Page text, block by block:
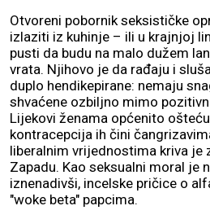
Otvoreni pobornik seksističke
izlaziti iz kuhinje – ili u krajnjoj
pusti da budu na malo dužem
vrata. Njihovo je da rađaju i
duplo hendikepirane: nemaju
shvaćene ozbiljno mimo
Lijekovi ženama općenito
kontracepcija ih čini
liberalnim vrijednostima kriva je
Zapadu. Kao seksualni moral je
iznenadivši, incelske pričice o
"woke beta" papcima.